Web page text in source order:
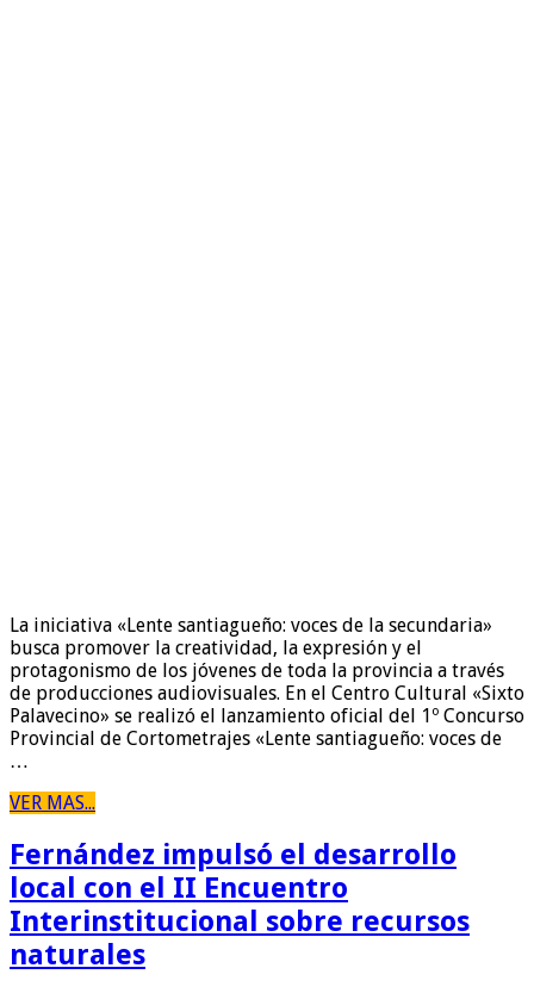
La iniciativa «Lente santiagueño: voces de la secundaria»
busca promover la creatividad, la expresión y el
protagonismo de los jóvenes de toda la provincia a través
de producciones audiovisuales. En el Centro Cultural «Sixto
Palavecino» se realizó el lanzamiento oficial del 1º Concurso
Provincial de Cortometrajes «Lente santiagueño: voces de
…
VER MAS...
Fernández impulsó el desarrollo
local con el II Encuentro
Interinstitucional sobre recursos
naturales